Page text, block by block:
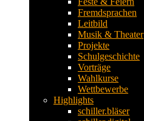
Fremdsprachen
Leitbild
Musik & Theater
Projekte
Schulgeschichte
Vorträge
Wahlkurse
Wettbewerbe
Highlights
schiller.bläser